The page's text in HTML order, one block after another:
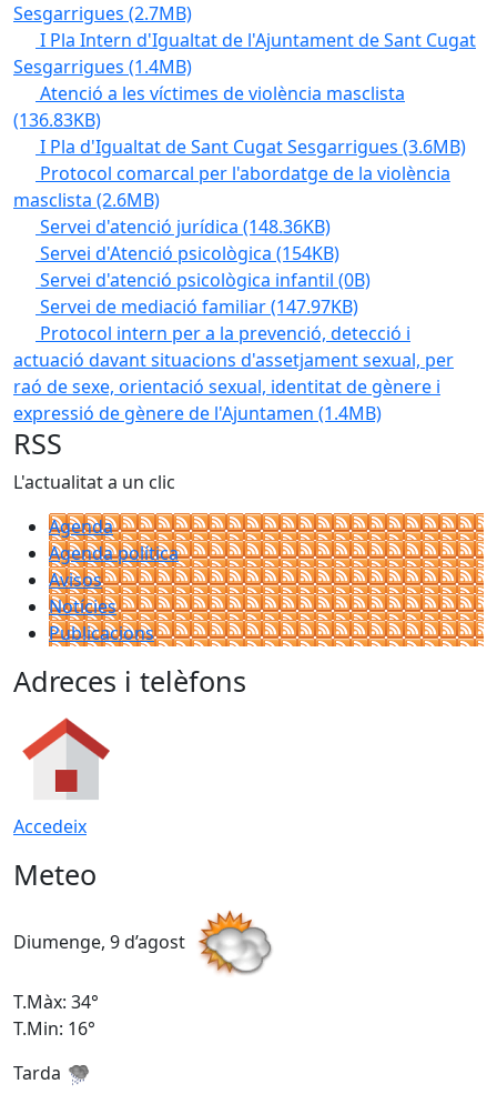
Sesgarrigues (2.7MB)
I Pla Intern d'Igualtat de l'Ajuntament de Sant Cugat
Sesgarrigues (1.4MB)
Atenció a les víctimes de violència masclista
(136.83KB)
I Pla d'Igualtat de Sant Cugat Sesgarrigues (3.6MB)
Protocol comarcal per l'abordatge de la violència
masclista (2.6MB)
Servei d'atenció jurídica (148.36KB)
Servei d'Atenció psicològica (154KB)
Servei d'atenció psicològica infantil (0B)
Servei de mediació familiar(147.97KB)
Protocol intern per a la prevenció, detecció i
actuació davant situacions d'assetjament sexual, per
raó de sexe, orientació sexual, identitat de gènere i
expressió de gènere de l'Ajuntamen (1.4MB)
RSS
L'actualitat a un clic
Agenda
Agenda política
Avisos
Notícies
Publicacions
Adreces i telèfons
Accedeix
Meteo
Diumenge, 9 d’agost
T.Màx: 34°
T.Min: 16°
Tarda